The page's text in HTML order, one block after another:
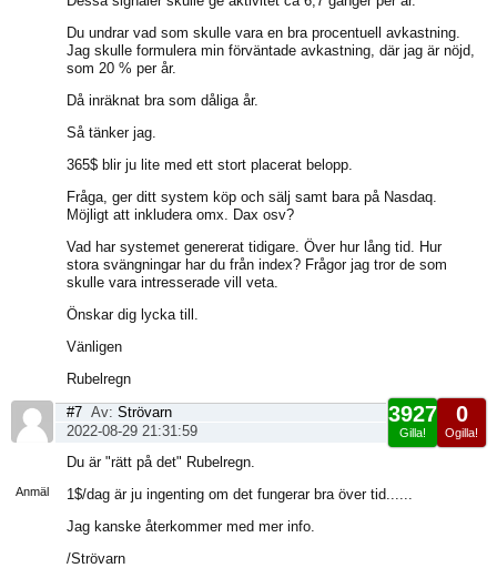
Du undrar vad som skulle vara en bra procentuell avkastning.
Jag skulle formulera min förväntade avkastning, där jag är nöjd,
som 20 % per år.
Då inräknat bra som dåliga år.
Så tänker jag.
365$ blir ju lite med ett stort placerat belopp.
Fråga, ger ditt system köp och sälj samt bara på Nasdaq.
Möjligt att inkludera omx. Dax osv?
Vad har systemet genererat tidigare. Över hur lång tid. Hur
stora svängningar har du från index? Frågor jag tror de som
skulle vara intresserade vill veta.
Önskar dig lycka till.
Vänligen
Rubelregn
Anmäl
0
Ogilla!
3927
Gilla!
#7 Av: Strövarn
2022-08-29 21:31:59
Du är "rätt på det" Rubelregn.
1$/dag är ju ingenting om det fungerar bra över tid......
Jag kanske återkommer med mer info.
/Strövarn